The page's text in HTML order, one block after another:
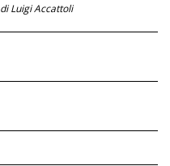
di Luigi Accattoli